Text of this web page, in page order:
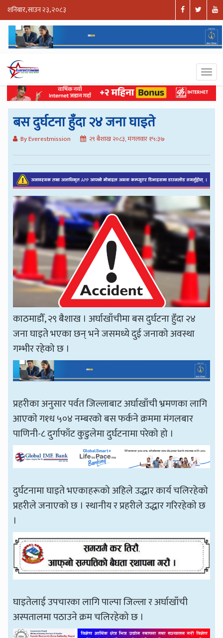
शनिबार, साउन २३, २०८३
बस दुर्घटना हुँदा २४ जना घाइते
By Everestmission २९ बैशाख २०८३, मंगलवार १५:३७
काठमाडौँ, २९ बैशाख । अर्घाखाँचीमा बस दुर्घटना हुँदा २४
जना घाइते भएका छन् भने जसमध्ये दुई जनाको अवस्था
गम्भीर रहेको छ ।
प्रहरीका अनुसार पर्वत जिल्लाबाट अर्घाखाँची भ्रमणका लागि
आएकाे ग१ध ५०४ नम्बरको बस फर्कने क्रममा मंगलबार
पाणिनी-८ दुर्गाफाँट कुडुलेमा दुर्घटनामा परेको हो ।
दुर्घटनामा घाइते भएकाहरूको अहिले उद्धार कार्य चलिरहेको
प्रहरीले जनाएको छ । स्थानीय र प्रहरीले उद्धार गरिरहेकाे छ
।
घाइतेलाई उपचारका लागि पाल्पा जिल्ला र अर्घाखाँची
अस्पतालमा पठाउने क्रम चलिरहेको छ ।